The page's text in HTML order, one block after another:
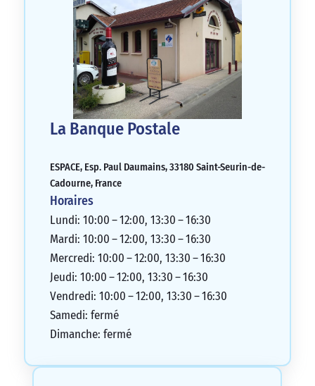
La Banque Postale
ESPACE, Esp. Paul Daumains, 33180 Saint-Seurin-de-
Cadourne, France
Horaires
Lundi: 10:00 – 12:00, 13:30 – 16:30
Mardi: 10:00 – 12:00, 13:30 – 16:30
Mercredi: 10:00 – 12:00, 13:30 – 16:30
Jeudi: 10:00 – 12:00, 13:30 – 16:30
Vendredi: 10:00 – 12:00, 13:30 – 16:30
Samedi: fermé
Dimanche: fermé